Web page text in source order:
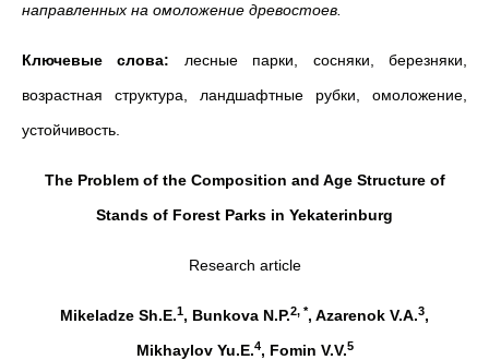
направленных на омоложение древостоев.
Ключевые слова: лесные парки, сосняки, березняки,
возрастная структура, ландшафтные рубки, омоложение,
устойчивость.
The Problem of the Composition and Age Structure of
Stands of Forest Parks in Yekaterinburg
Research article
Mikeladze Sh.E.1, Bunkova N.P.2, *, Azarenok V.A.3,
Mikhaylov Yu.E.4, Fomin V.V.5